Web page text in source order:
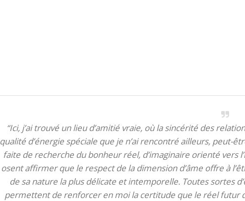
“Ici, j’ai trouvé un lieu d’amitié vraie, où la sincérité des
qualité d’énergie spéciale que je n’ai rencontré ailleurs, peut-
faite de recherche du bonheur réel, d’imaginaire orienté vers
osent affirmer que le respect de la dimension d’âme offre à
de sa nature la plus délicate et intemporelle. Toutes sortes
permettent de renforcer en moi la certitude que le réel futur